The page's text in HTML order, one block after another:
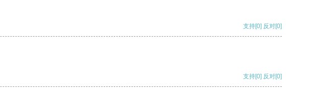
支持[0] 反对[0]
支持[0] 反对[0]